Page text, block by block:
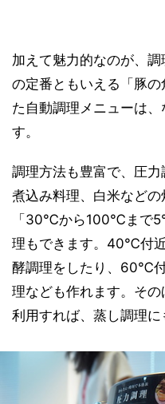
加えて魅力的なのが、
の定番ともいえる「豚
た自動調理メニューは
す。
調理方法も豊富で、圧
煮込み料理、白米など
「30℃から100℃まで
理もできます。40℃付
酵調理をしたり、60℃
理なども作れます。そ
利用すれば、蒸し調理に